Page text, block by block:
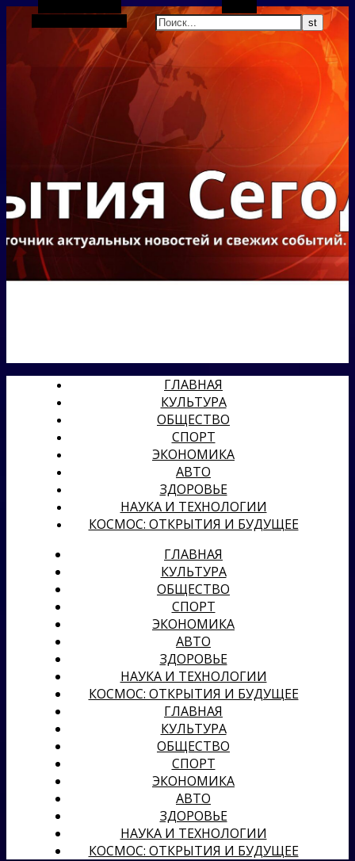
Боковая панель
ГЛАВНАЯ
КУЛЬТУРА
ОБЩЕСТВО
СПОРТ
ЭКОНОМИКА
АВТО
ЗДОРОВЬЕ
НАУКА И ТЕХНОЛОГИИ
КОСМОС: ОТКРЫТИЯ И БУДУЩЕЕ
ГЛАВНАЯ
КУЛЬТУРА
ОБЩЕСТВО
СПОРТ
ЭКОНОМИКА
АВТО
ЗДОРОВЬЕ
НАУКА И ТЕХНОЛОГИИ
КОСМОС: ОТКРЫТИЯ И БУДУЩЕЕ
ГЛАВНАЯ
КУЛЬТУРА
ОБЩЕСТВО
СПОРТ
ЭКОНОМИКА
АВТО
ЗДОРОВЬЕ
НАУКА И ТЕХНОЛОГИИ
КОСМОС: ОТКРЫТИЯ И БУДУЩЕЕ